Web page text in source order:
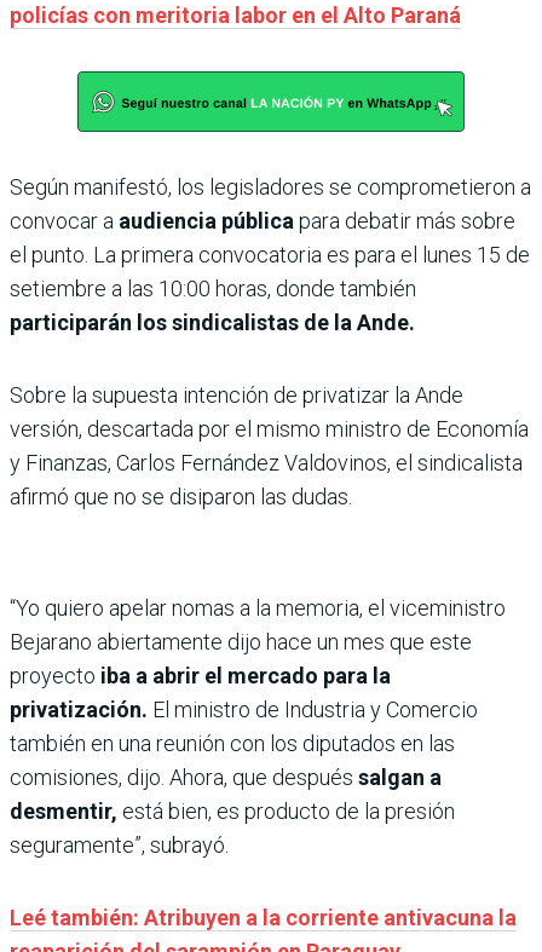
policías con meritoria labor en el Alto Paraná
Según manifestó, los legisladores se comprometieron a
convocar a audiencia pública para debatir más sobre
el punto. La primera convocatoria es para el lunes 15 de
setiembre a las 10:00 horas, donde también
participarán los sindicalistas de la Ande.
Sobre la supuesta intención de privatizar la Ande
versión, descartada por el mismo ministro de Economía
y Finanzas, Carlos Fernández Valdovinos, el sindicalista
afirmó que no se disiparon las dudas.
“Yo quiero apelar nomas a la memoria, el viceministro
Bejarano abiertamente dijo hace un mes que este
proyecto iba a abrir el mercado para la
privatización. El ministro de Industria y Comercio
también en una reunión con los diputados en las
comisiones, dijo. Ahora, que después salgan a
desmentir, está bien, es producto de la presión
seguramente”, subrayó.
Leé también: Atribuyen a la corriente antivacuna la